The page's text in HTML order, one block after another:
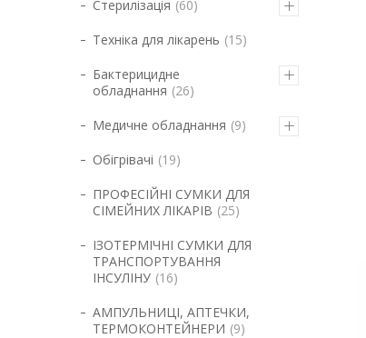
Стерилізація 60
Техніка для лікарень 15
Бактерицидне
обладнання 26
Медичне обладнання 9
Обігрівачі 19
ПРОФЕСІЙНІ СУМКИ ДЛЯ
СІМЕЙНИХ ЛІКАРІВ 25
ІЗОТЕРМІЧНІ СУМКИ ДЛЯ
ТРАНСПОРТУВАННЯ
ІНСУЛІНУ 16
АМПУЛЬНИЦІ, АПТЕЧКИ,
ТЕРМОКОНТЕЙНЕРИ 9